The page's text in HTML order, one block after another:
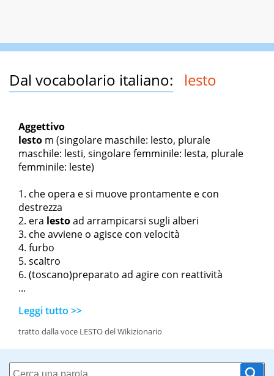
Dal vocabolario italiano: lesto
Aggettivo
lesto m (singolare maschile: lesto, plurale
maschile: lesti, singolare femminile: lesta, plurale
femminile: leste)
che opera e si muove prontamente e con
destrezza
era lestoad arrampicarsi sugli alberi
che avviene o agisce con velocità
furbo
scaltro
(toscano)preparato ad agire con reattività
...
Leggi tutto >>
tratto dalla voce LESTO del Wikizionario